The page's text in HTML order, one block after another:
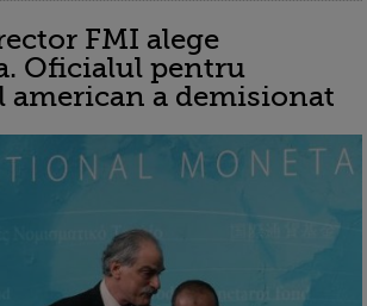
FMI alege
Oficialul pentru
a demisionat